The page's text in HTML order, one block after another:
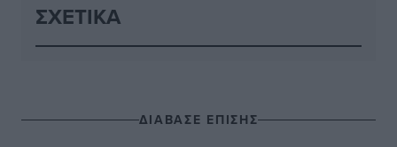
ΣΧΕΤΙΚΆ
ΔΙΑΒΑΣΕ ΕΠΙΣΗΣ